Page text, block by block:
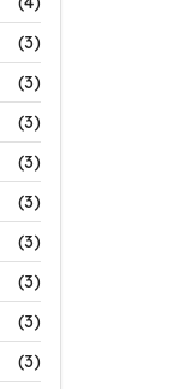
(3)
(3)
(3)
(3)
(3)
(3)
(3)
(3)
(3)